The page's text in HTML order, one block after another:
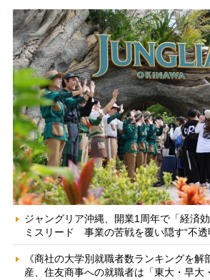
ジャングリア沖縄、開業1周年で「経済
ミスリード 事業の苦戦を覆い隠す“不透
《商社の大学別就職者数ランキングを解
産、住友商事への就職者は「東大・早大